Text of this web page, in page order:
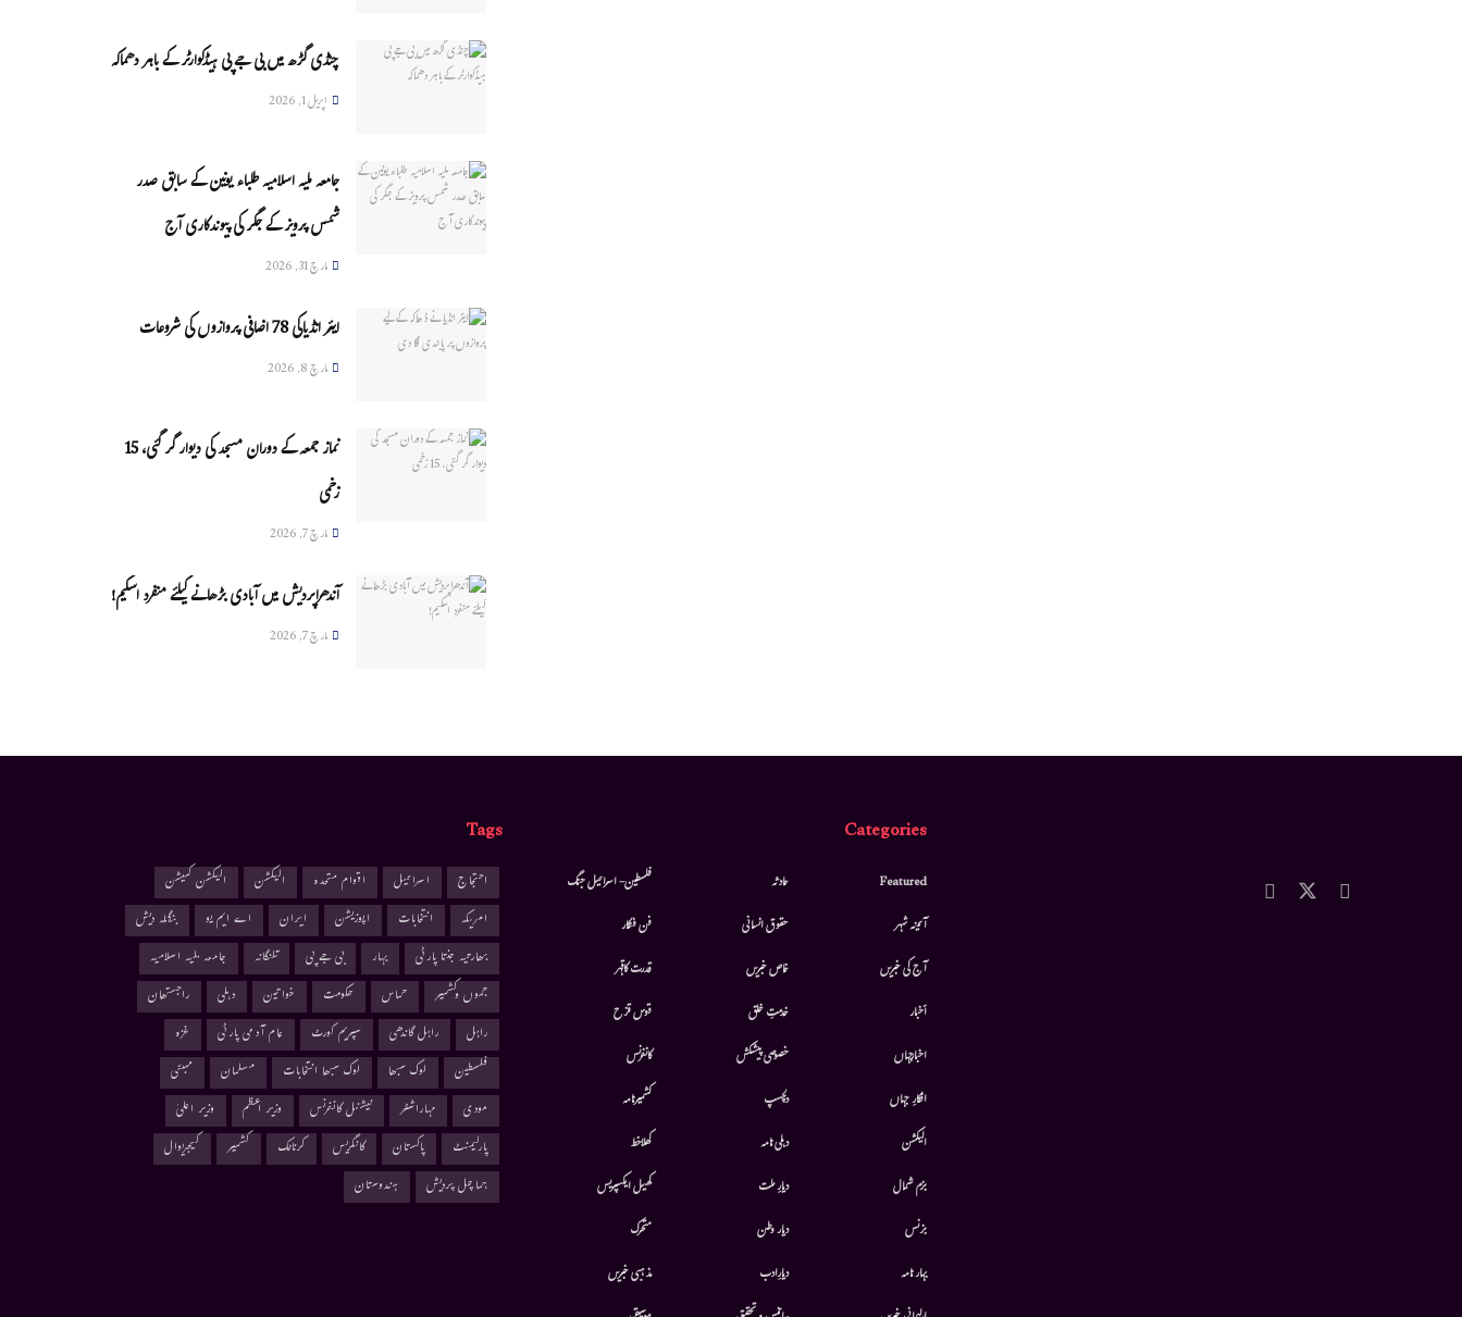
چنڈی گڑھ میں بی جے پی ہیڈکوارٹر کے باہر دھماکہ
اپریل 1, 2026
جامعہ ملیہ اسلامیہ طلباء یونین کے سابق صدر
شمس پرویز کے جگر کی پیوندکاری آج
مارچ 31, 2026
ایئر انڈیاکی 78 اضافی پروازوں کی شروعات
مارچ 8, 2026
نماز جمعہ کے دوران مسجد کی دیوار گر گئی، 15
زخمی
مارچ 7, 2026
آندھراپردیش میں آبادی بڑھانے کیلئے منفرد اسکیم!
مارچ 7, 2026
Categories
Featured
آئینہ شہر
آج کی خبریں
أخبار
اخبارجہاں
افکارِ جہاں
الیکشن
بزم شمال
بزنس
بہار نامہ
حادثہ
حقوق انسانی
خاص خبریں
خدمتِ خلق
خصوصی پیشکش
دلچسپ
دہلی نامہ
دیارِ ملت
دیار وطن
دیارِادب
فلسطین- اسرائیل جنگ
فن فنکار
قدرت کاقہر
قوس قزح
کانفرنس
کشمیرنامہ
کھلاخط
کھیل ایکسپریس
متحرك
مذہبی خبریں
Tags
احتجاج اسرائیل اقوام متحدہ الیکشن
الیکشن کمیشن
امریکہ
انتخابات اپوزیشن ایران اے ایم یو
بنگلہ دیش
بھارتیہ جنتا پارٹی
بہار بی جے پی تلنگانہ
جامعہ ملیہ اسلامیہ
جموں وکشمیر
حماس حکومت خواتین دہلی
راجستھان
راہل
راہل گاندھی سپریم کورٹ عام آدمی پارٹی
غزہ
فلسطین
لوک سبھا لوک سبھا انتخابات مسلمان
ممبئی
مودی
مہاراشٹر نیشنل کانفرنس وزیر اعظم
وزیر اعلیٰ
پارلیمنٹ
پاکستان کانگریس کرناٹک کشمیر
کیجریوال
ہماچل پردیش
ہندوستان